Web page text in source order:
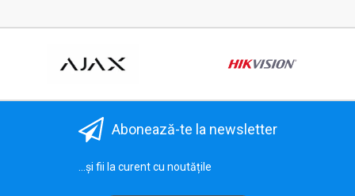
Abonează-te la newsletter
...și fii la curent cu noutățile